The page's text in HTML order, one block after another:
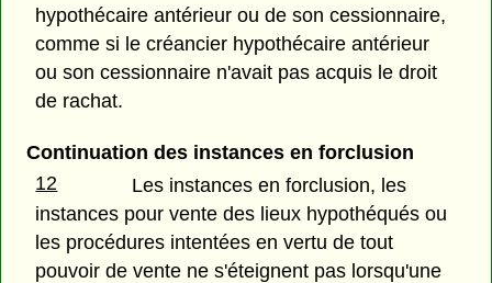
hypothécaire antérieur ou de son cessionnaire,
comme si le créancier hypothécaire antérieur
ou son cessionnaire n'avait pas acquis le droit
de rachat.
Continuation des instances en forclusion
12
Les instances en forclusion, les
instances pour vente des lieux hypothéqués ou
les procédures intentées en vertu de tout
pouvoir de vente ne s'éteignent pas lorsqu'une